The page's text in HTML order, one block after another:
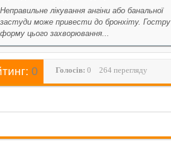
Неправильне лікування ангіни або банальної
застуди може привести до бронхіту. Гостру
форму цього захворювання...
0 Голосiв: 0 264 перегляду